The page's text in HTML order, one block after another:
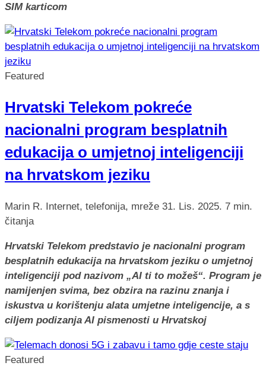
SIM karticom
Featured
Hrvatski Telekom pokreće
nacionalni program besplatnih
edukacija o umjetnoj inteligenciji
na hrvatskom jeziku
Marin R. Internet, telefonija, mreže 31. Lis. 2025. 7 min.
čitanja
Hrvatski Telekom predstavio je nacionalni program
besplatnih edukacija na hrvatskom jeziku o umjetnoj
inteligenciji pod nazivom „AI ti to možeš“. Program je
namijenjen svima, bez obzira na razinu znanja i
iskustva u korištenju alata umjetne inteligencije, a s
ciljem podizanja AI pismenosti u Hrvatskoj
Featured